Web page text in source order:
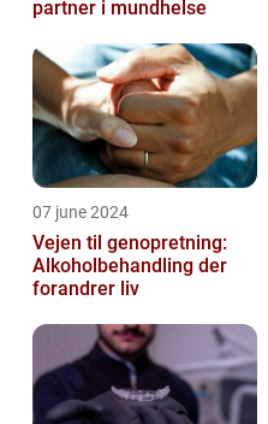
partner i mundhelse
07 june 2024
Vejen til genopretning:
Alkoholbehandling der
forandrer liv